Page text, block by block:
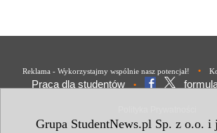
Grupa StudentNews.pl Sp. z o.o. i
Reklama - Wykorzystajmy wspólnie nasz potencjał! •
Praca dla studentów •